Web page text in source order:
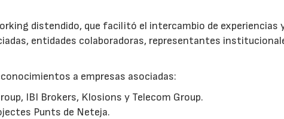
distendido, que facilitó el intercambio de experiencias
entidades colaboradoras, representantes
a empresas asociadas:
IBI Brokers, Klosions y Telecom Group.
Punts de Neteja.